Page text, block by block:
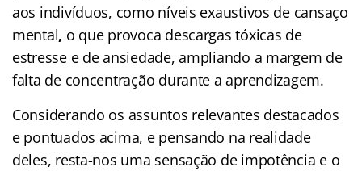
aos indivíduos, como níveis exaustivos de cansaço
mental, o que provoca descargas tóxicas de
estresse e de ansiedade, ampliando a margem de
falta de concentração durante a aprendizagem.
Considerando os assuntos relevantes destacados
e pontuados acima, e pensando na realidade
deles, resta-nos uma sensação de impotência e o